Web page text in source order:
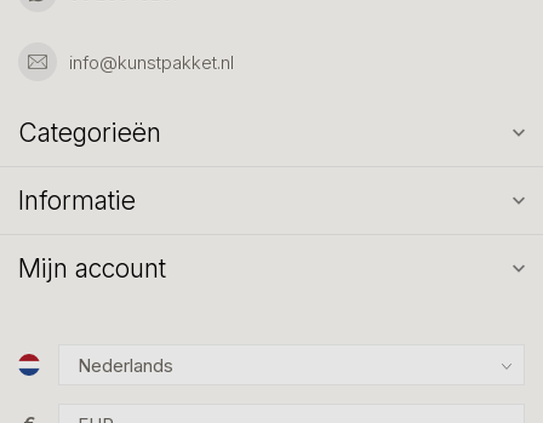
info@kunstpakket.nl
Categorieën
Informatie
Mijn account